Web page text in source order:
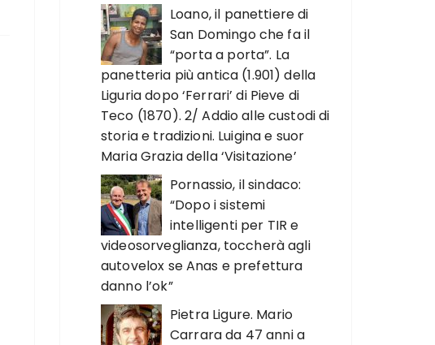
Loano, il panettiere di
San Domingo che fa il
“porta a porta”. La
panetteria più antica (1.901) della
Liguria dopo ‘Ferrari’ di Pieve di
Teco (1870). 2/ Addio alle custodi di
storia e tradizioni. Luigina e suor
Maria Grazia della ‘Visitazione’
Pornassio, il sindaco:
“Dopo i sistemi
intelligenti per TIR e
videosorveglianza, toccherà agli
autovelox se Anas e prefettura
danno l’ok”
Pietra Ligure. Mario
Carrara da 47 anni a